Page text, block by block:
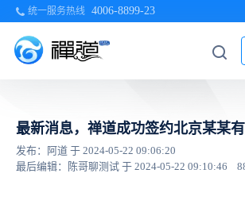
统一服务热线 4006-8899-23
最新消息，禅道成功签约北京某某有
发布：阿道 于 2024-05-22 09:06:20
最后编辑：陈哥聊测试 于 2024-05-22 09:10:46